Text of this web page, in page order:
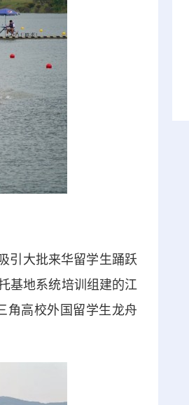
大批来华留学生踊跃
基地系统培训组建的江
角高校外国留学生龙舟